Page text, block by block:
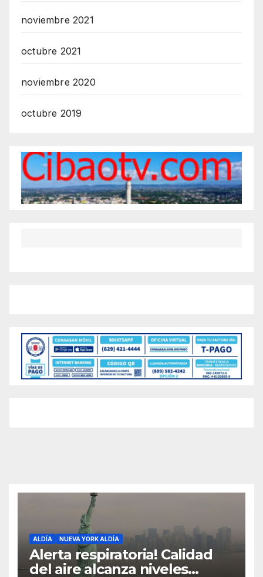
noviembre 2021
octubre 2021
noviembre 2020
octubre 2019
ALDÍA NUEVA YORK ALDÍA
Alerta respiratoria! Calidad
del aire alcanza niveles